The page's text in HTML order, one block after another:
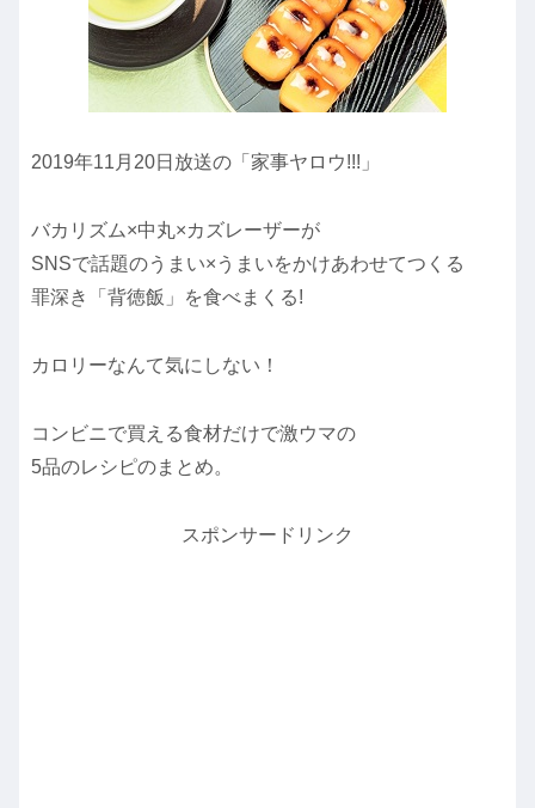
2019年11月20日放送の「家事ヤロウ!!!」
バカリズム×中丸×カズレーザーが
SNSで話題のうまい×うまいをかけあわせてつくる
罪深き「背徳飯」を食べまくる!
カロリーなんて気にしない！
コンビニで買える食材だけで激ウマの
5品のレシピのまとめ。
スポンサードリンク